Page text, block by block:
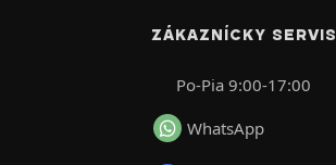
ZÁKAZNÍCKY SERVIS
Po-Pia 9:00-17:00
WhatsApp